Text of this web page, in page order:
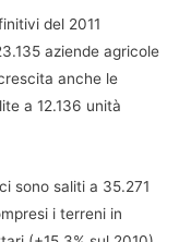
del 2011
aziende agricole
anche le
a 12.136 unità
sono saliti a 35.271
i terreni in